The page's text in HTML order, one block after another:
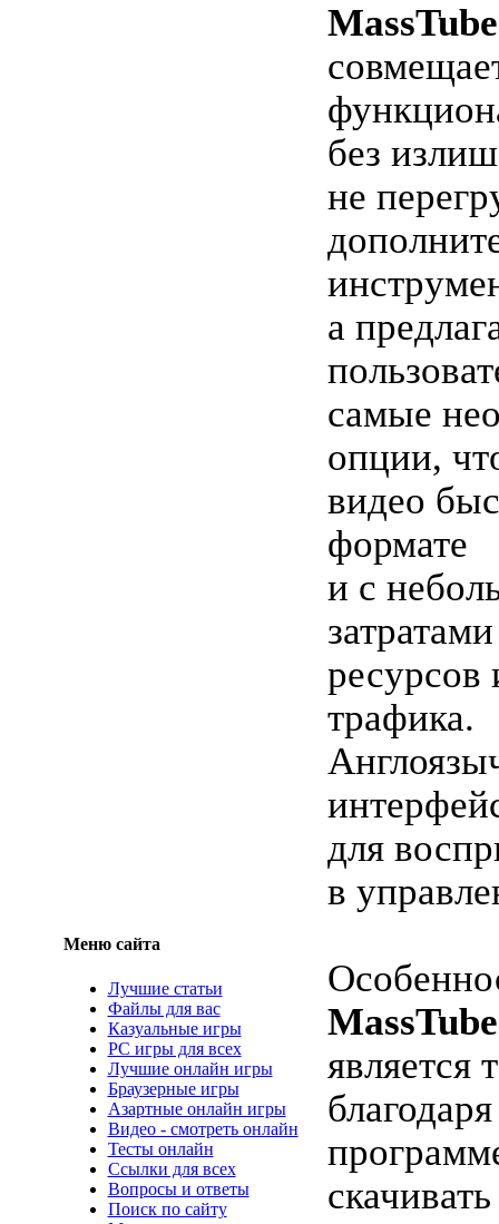
Меню сайта
Лучшие статьи
Файлы для вас
Казуальные игры
PC игры для всех
Лучшие онлайн игры
Браузерные игры
Азартные онлайн игры
Видео - смотреть онлайн
Тесты онлайн
Ссылки для всех
Вопросы и ответы
Поиск по сайту
без
не
а
самые
опции,
видео
формате
и с
ресурсов
трафика.
для
в
является